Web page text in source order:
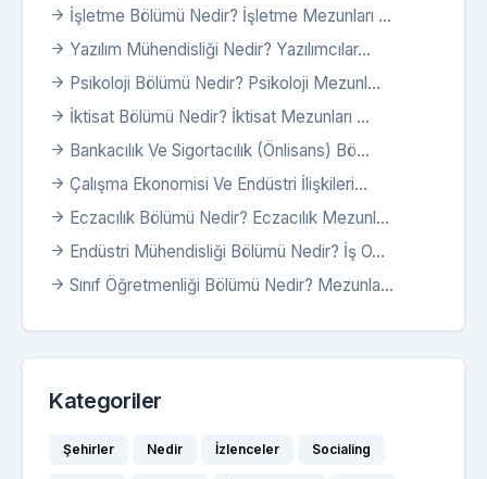
İşletme Bölümü Nedir? İşletme Mezunları ...
Yazılım Mühendisliği Nedir? Yazılımcılar...
Psikoloji Bölümü Nedir? Psikoloji Mezunl...
İktisat Bölümü Nedir? İktisat Mezunları ...
Bankacılık Ve Sigortacılık (Önlisans) Bö...
Çalışma Ekonomisi Ve Endüstri İlişkileri...
Eczacılık Bölümü Nedir? Eczacılık Mezunl...
Endüstri Mühendisliği Bölümü Nedir? İş O...
Sınıf Öğretmenliği Bölümü Nedir? Mezunla...
Kategoriler
Şehirler Nedir İzlenceler Socialing